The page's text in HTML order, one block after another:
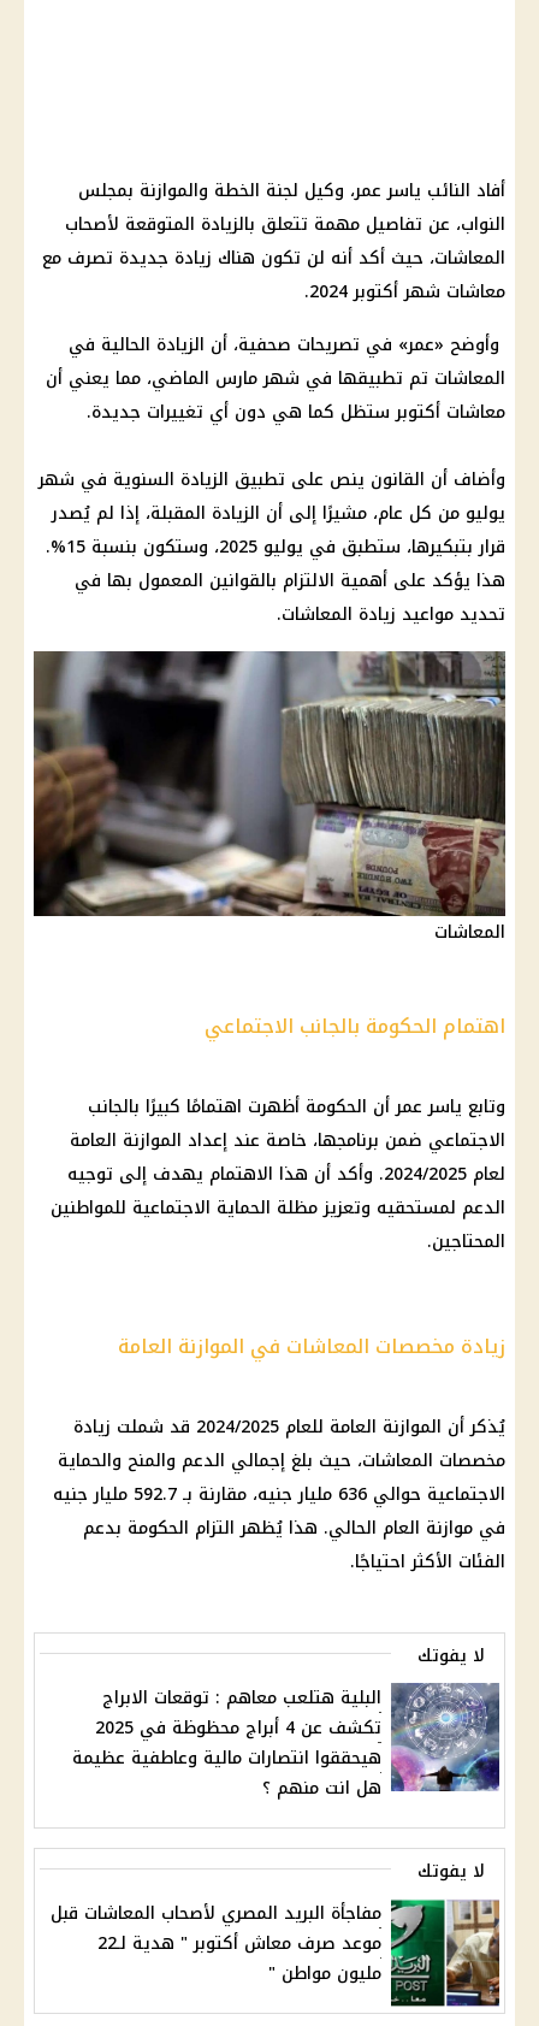
أفاد النائب ياسر عمر، وكيل لجنة الخطة والموازنة بمجلس
النواب، عن تفاصيل مهمة تتعلق بالزيادة المتوقعة لأصحاب
المعاشات، حيث أكد أنه لن تكون هناك زيادة جديدة تصرف مع
معاشات شهر أكتوبر 2024.
وأوضح «عمر» في تصريحات صحفية، أن الزيادة الحالية في
المعاشات تم تطبيقها في شهر مارس الماضي، مما يعني أن
معاشات أكتوبر ستظل كما هي دون أي تغييرات جديدة.
وأضاف أن القانون ينص على تطبيق الزيادة السنوية في شهر
يوليو من كل عام، مشيرًا إلى أن الزيادة المقبلة، إذا لم يُصدر
قرار بتبكيرها، ستطبق في يوليو 2025، وستكون بنسبة 15%.
هذا يؤكد على أهمية الالتزام بالقوانين المعمول بها في
تحديد مواعيد زيادة المعاشات.
المعاشات
اهتمام الحكومة بالجانب الاجتماعي
وتابع ياسر عمر أن الحكومة أظهرت اهتمامًا كبيرًا بالجانب
الاجتماعي ضمن برنامجها، خاصة عند إعداد الموازنة العامة
لعام 2024/2025. وأكد أن هذا الاهتمام يهدف إلى توجيه
الدعم لمستحقيه وتعزيز مظلة الحماية الاجتماعية للمواطنين
المحتاجين.
زيادة مخصصات المعاشات في الموازنة العامة
يُذكر أن الموازنة العامة للعام 2024/2025 قد شملت زيادة
مخصصات المعاشات، حيث بلغ إجمالي الدعم والمنح والحماية
الاجتماعية حوالي 636 مليار جنيه، مقارنة بـ 592.7 مليار جنيه
في موازنة العام الحالي. هذا يُظهر التزام الحكومة بدعم
الفئات الأكثر احتياجًا.
لا يفوتك
البلية هتلعب معاهم : توقعات الابراج
تكشف عن 4 أبراج محظوظة في 2025
هيحققوا انتصارات مالية وعاطفية عظيمة
هل انت منهم ؟
لا يفوتك
مفاجأة البريد المصري لأصحاب المعاشات قبل
موعد صرف معاش أكتوبر " هدية لـ22
مليون مواطن "